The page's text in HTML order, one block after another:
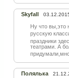
Skyfall
Ну что вы,это
русскую
праздники
театрами. А
Полялька